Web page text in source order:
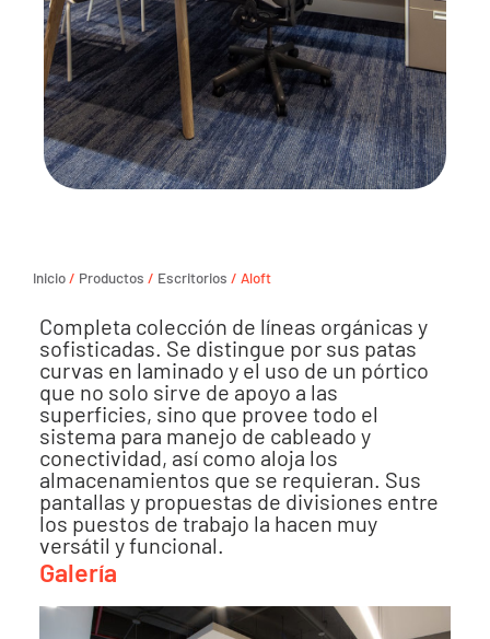
Inicio/ Productos / Escritorios / Aloft
Completa colección de líneas orgánicas y
sofisticadas. Se distingue por sus patas
curvas en laminado y el uso de un pórtico
que no solo sirve de apoyo a las
superficies, sino que provee todo el
sistema para manejo de cableado y
conectividad, así como aloja los
almacenamientos que se requieran. Sus
pantallas y propuestas de divisiones entre
los puestos de trabajo la hacen muy
versátil y funcional.
Galería